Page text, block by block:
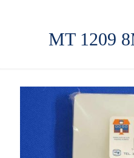
MT 1209